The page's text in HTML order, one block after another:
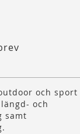
och sport
och
samt